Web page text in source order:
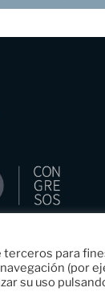
terceros para
(por
su uso